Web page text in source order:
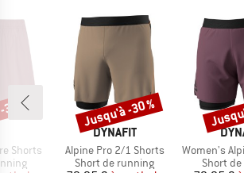
Shorts
%
MARQUE
DYNAFIT
Article
Alpine Pro 2/1 Shorts
Product group
Short de running
Remise
Jusqu'à -30 %
Article
Women's Alpine
Product
Short
Remise